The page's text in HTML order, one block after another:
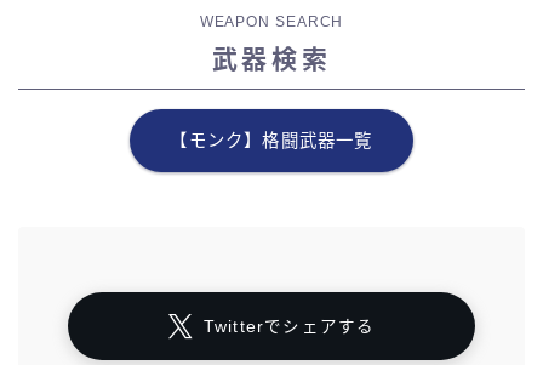
WEAPON SEARCH
武器検索
【モンク】格闘武器一覧
Twitterでシェアする